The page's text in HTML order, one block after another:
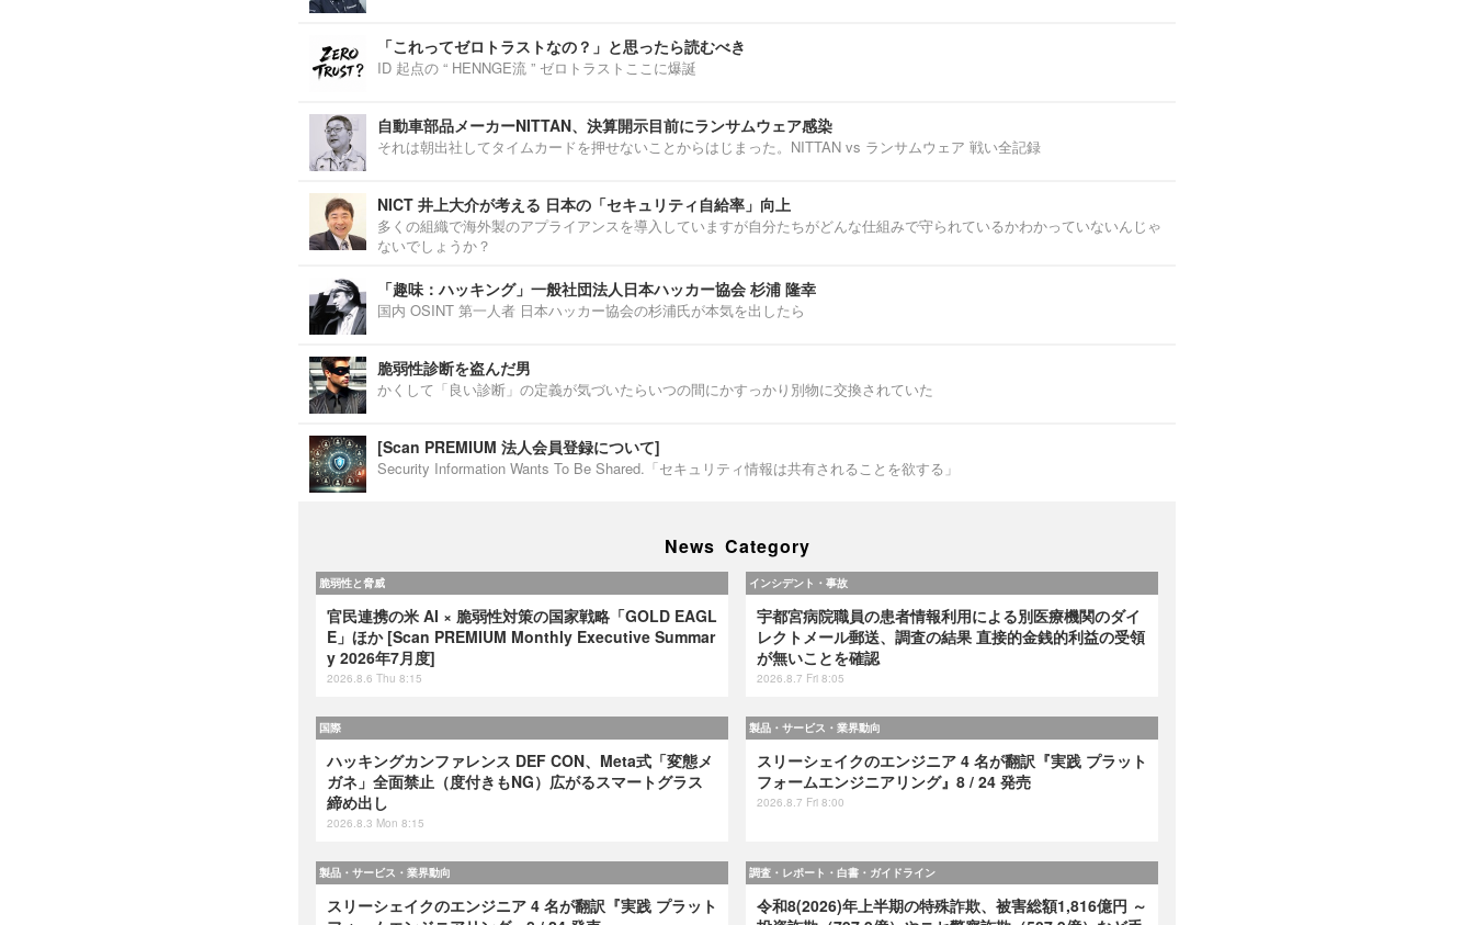
「これってゼロトラストなの？」と思ったら読むべき
ID 起点の “ HENNGE流 ” ゼロトラストここに爆誕
自動車部品メーカーNITTAN、決算開示目前にランサムウェア感染
それは朝出社してタイムカードを押せないことからはじまった。NITTAN vs ランサムウェア 戦い全記録
NICT 井上大介が考える 日本の「セキュリティ自給率」向上
多くの組織で海外製のアプライアンスを導入していますが自分たちがどんな仕組みで守られているかわかっていないんじゃ
ないでしょうか？
「趣味：ハッキング」一般社団法人日本ハッカー協会 杉浦 隆幸
国内 OSINT 第一人者 日本ハッカー協会の杉浦氏が本気を出したら
脆弱性診断を盗んだ男
かくして「良い診断」の定義が気づいたらいつの間にかすっかり別物に交換されていた
[Scan PREMIUM 法人会員登録について]
Security Information Wants To Be Shared.「セキュリティ情報は共有されることを欲する」
News Category
脆弱性と脅威
官民連携の米 AI × 脆弱性対策の国家戦略「GOLD EAGL
E」ほか [Scan PREMIUM Monthly Executive Summar
y 2026年7月度]
2026.8.6 Thu 8:15
インシデント・事故
宇都宮病院職員の患者情報利用による別医療機関のダイ
レクトメール郵送、調査の結果 直接的金銭的利益の受領
が無いことを確認
2026.8.7 Fri 8:05
国際
ハッキングカンファレンス DEF CON、Meta式「変態メ
ガネ」全面禁止（度付きもNG）広がるスマートグラス
締め出し
2026.8.3 Mon 8:15
製品・サービス・業界動向
スリーシェイクのエンジニア 4 名が翻訳『実践 プラット
フォームエンジニアリング』8 / 24 発売
2026.8.7 Fri 8:00
製品・サービス・業界動向
スリーシェイクのエンジニア 4 名が翻訳『実践 プラット
調査・レポート・白書・ガイドライン
令和8(2026)年上半期の特殊詐欺、被害総額1,816億円 ～